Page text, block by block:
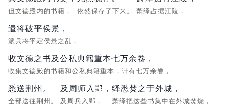
但文德殿内的书籍， 依然保存了下来。 萧绎占据江陵，
遣将破平侯景，
派兵将平定侯景之乱，
收文德之书及公私典籍重本七万余卷，
收集文德殿的书籍和公私典籍重本，计有七万余卷，
悉送荆州。
全部送往荆州。
及周师入郢，
及周兵入郢，
绎悉焚之于外城，
萧绎把这些书集中在外城焚烧，